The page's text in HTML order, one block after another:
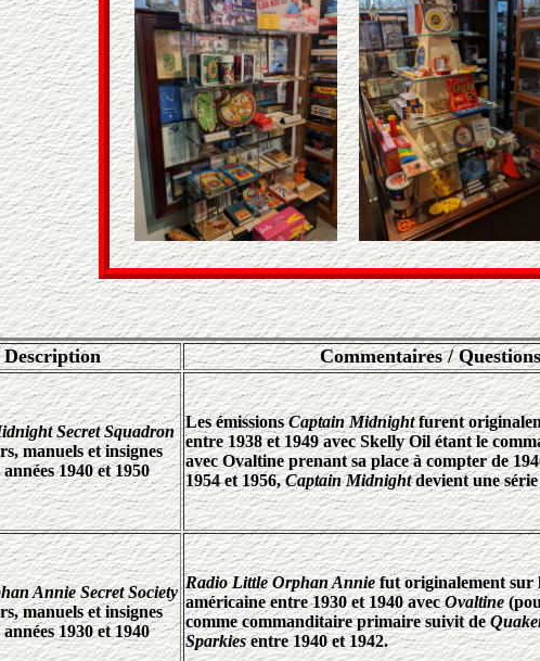
Description Commentaires / Questions
Secret Squadron
manuels et insignes
1940 et 1950
Les émissionsCaptain Midnightfurent
entre 1938 et 1949 avec Skelly Oil étant le
avec Ovaltine prenant sa place à compter de
1954 et 1956,Captain Midnightdevient une série
Annie Secret Society
manuels et insignes
1930 et 1940
Radio Little Orphan Anniefut originalement sur
américaine entre 1930 et 1940 avecOvaltine
comme commanditaire primaire suivit de
Sparkiesentre 1940 et 1942.